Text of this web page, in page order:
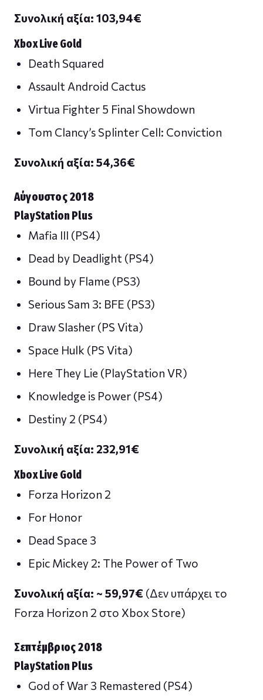
Συνολική αξία: 103,94€
Xbox Live Gold
Death Squared
Assault Android Cactus
Virtua Fighter 5 Final Showdown
Tom Clancy’s Splinter Cell: Conviction
Συνολική αξία: 54,36€
Αύγουστος 2018
PlayStation Plus
Mafia III (PS4)
Dead by Deadlight (PS4)
Bound by Flame (PS3)
Serious Sam 3: BFE (PS3)
Draw Slasher (PS Vita)
Space Hulk (PS Vita)
Here They Lie (PlayStation VR)
Knowledge is Power (PS4)
Destiny 2 (PS4)
Συνολική αξία: 232,91€
Xbox Live Gold
Forza Horizon 2
For Honor
Dead Space 3
Epic Mickey 2: The Power of Two
Συνολική αξία: ~ 59,97€ (Δεν υπάρχει το
Forza Horizon 2 στο Xbox Store)
Σεπτέμβριος 2018
PlayStation Plus
God of War 3 Remastered (PS4)